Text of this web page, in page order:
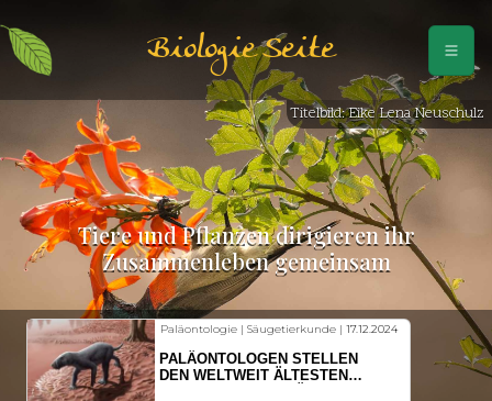
Biologie Seite
Titelbild: Eike Lena Neuschulz
Tiere und Pflanzen dirigieren ihr
Zusammenleben gemeinsam
Fischkunde | Klimawandel |18.11.2024
KLIMAWANDEL SETZT
HERINGSLARVEN UNTER
17.12.2024